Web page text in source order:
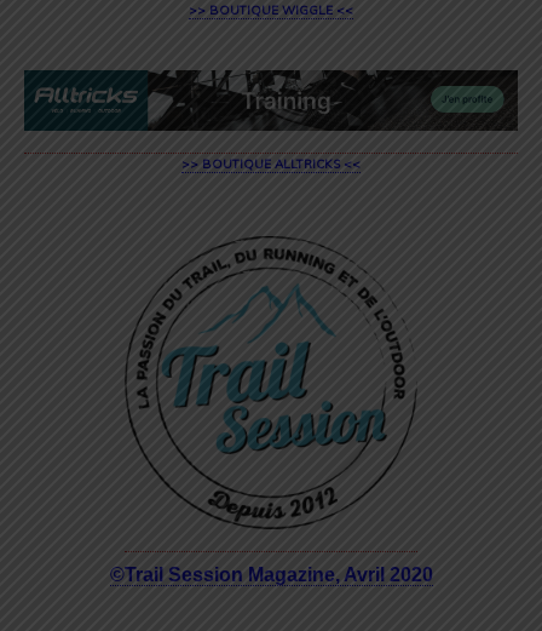
>> BOUTIQUE WIGGLE <<
>> BOUTIQUE ALLTRICKS <<
©Trail Session Magazine, Avril 2020